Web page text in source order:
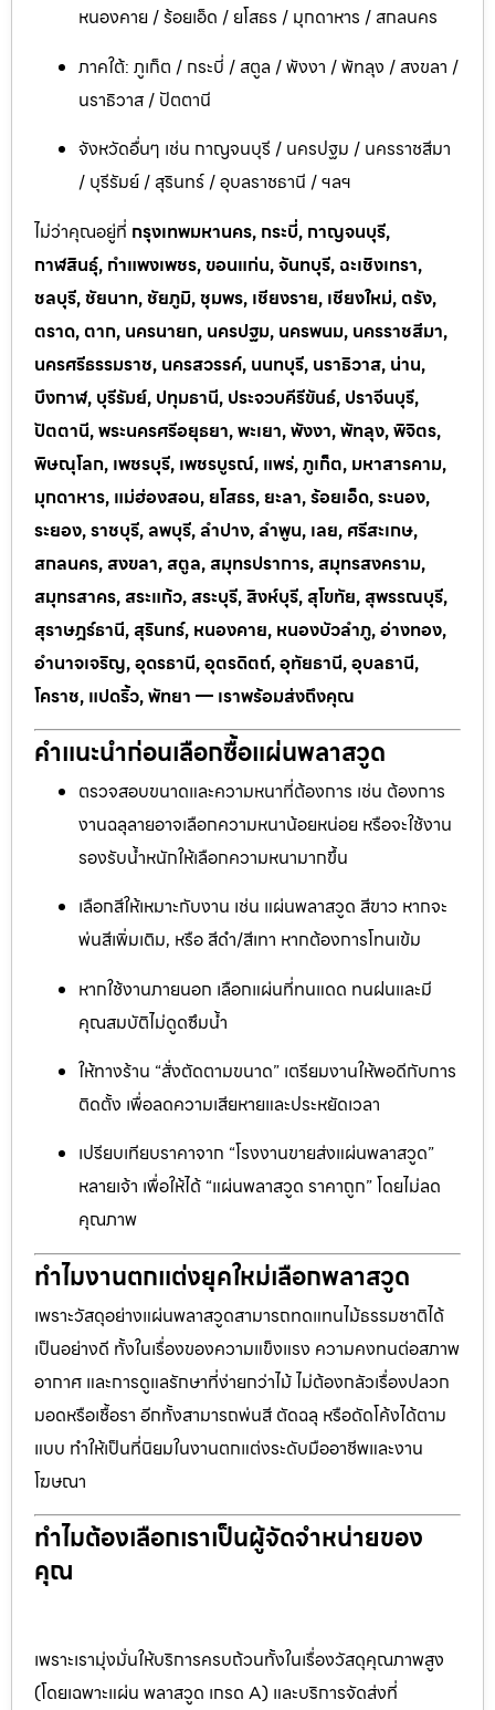
หนองคาย / ร้อยเอ็ด / ยโสธร / มุกดาหาร / สกลนคร
ภาคใต้: ภูเก็ต / กระบี่ / สตูล / พังงา / พัทลุง / สงขลา /
นราธิวาส / ปัตตานี
จังหวัดอื่นๆ เช่น กาญจนบุรี / นครปฐม / นครราชสีมา
/ บุรีรัมย์ / สุรินทร์ / อุบลราชธานี / ฯลฯ
ไม่ว่าคุณอยู่ที่ กรุงเทพมหานคร, กระบี่, กาญจนบุรี,
กาฬสินธุ์, กำแพงเพชร, ขอนแก่น, จันทบุรี, ฉะเชิงเทรา,
ชลบุรี, ชัยนาท, ชัยภูมิ, ชุมพร, เชียงราย, เชียงใหม่, ตรัง,
ตราด, ตาก, นครนายก, นครปฐม, นครพนม, นครราชสีมา,
นครศรีธรรมราช, นครสวรรค์, นนทบุรี, นราธิวาส, น่าน,
บึงกาฬ, บุรีรัมย์, ปทุมธานี, ประจวบคีรีขันธ์, ปราจีนบุรี,
ปัตตานี, พระนครศรีอยุธยา, พะเยา, พังงา, พัทลุง, พิจิตร,
พิษณุโลก, เพชรบุรี, เพชรบูรณ์, แพร่, ภูเก็ต, มหาสารคาม,
มุกดาหาร, แม่ฮ่องสอน, ยโสธร, ยะลา, ร้อยเอ็ด, ระนอง,
ระยอง, ราชบุรี, ลพบุรี, ลำปาง, ลำพูน, เลย, ศรีสะเกษ,
สกลนคร, สงขลา, สตูล, สมุทรปราการ, สมุทรสงคราม,
สมุทรสาคร, สระแก้ว, สระบุรี, สิงห์บุรี, สุโขทัย, สุพรรณบุรี,
สุราษฎร์ธานี, สุรินทร์, หนองคาย, หนองบัวลำภู, อ่างทอง,
อำนาจเจริญ, อุดรธานี, อุตรดิตถ์, อุทัยธานี, อุบลธานี,
โคราช, แปดริ้ว, พัทยา — เราพร้อมส่งถึงคุณ
คำแนะนำก่อนเลือกซื้อแผ่นพลาสวูด
ตรวจสอบขนาดและความหนาที่ต้องการ เช่น ต้องการ
งานฉลุลายอาจเลือกความหนาน้อยหน่อย หรือจะใช้งาน
รองรับน้ำหนักให้เลือกความหนามากขึ้น
เลือกสีให้เหมาะกับงาน เช่น แผ่นพลาสวูด สีขาว หากจะ
พ่นสีเพิ่มเติม, หรือ สีดำ/สีเทา หากต้องการโทนเข้ม
หากใช้งานภายนอก เลือกแผ่นที่ทนแดด ทนฝนและมี
คุณสมบัติไม่ดูดซึมน้ำ
ให้ทางร้าน “สั่งตัดตามขนาด” เตรียมงานให้พอดีกับการ
ติดตั้ง เพื่อลดความเสียหายและประหยัดเวลา
เปรียบเทียบราคาจาก “โรงงานขายส่งแผ่นพลาสวูด”
หลายเจ้า เพื่อให้ได้ “แผ่นพลาสวูด ราคาถูก” โดยไม่ลด
คุณภาพ
ทำไมงานตกแต่งยุคใหม่เลือกพลาสวูด
เพราะวัสดุอย่างแผ่นพลาสวูดสามารถทดแทนไม้ธรรมชาติได้
เป็นอย่างดี ทั้งในเรื่องของความแข็งแรง ความคงทนต่อสภาพ
อากาศ และการดูแลรักษาที่ง่ายกว่าไม้ ไม่ต้องกลัวเรื่องปลวก
มอดหรือเชื้อรา อีกทั้งสามารถพ่นสี ตัดฉลุ หรือดัดโค้งได้ตาม
แบบ ทำให้เป็นที่นิยมในงานตกแต่งระดับมืออาชีพและงาน
โฆษณา
ทำไมต้องเลือกเราเป็นผู้จัดจำหน่ายของ
คุณ
เพราะเรามุ่งมั่นให้บริการครบถ้วนทั้งในเรื่องวัสดุคุณภาพสูง
(โดยเฉพาะแผ่น พลาสวูด เกรด A) และบริการจัดส่งที่